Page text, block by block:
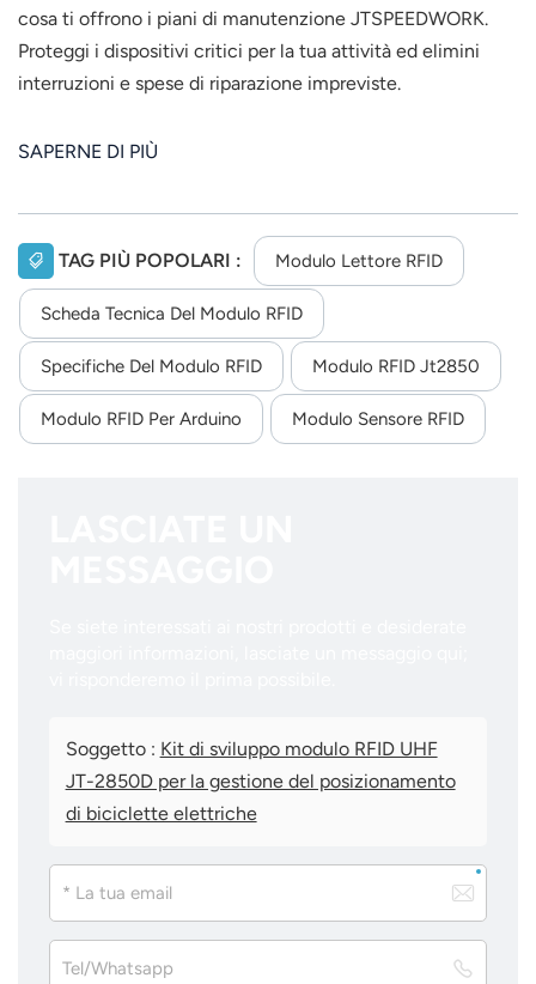
cosa ti offrono i piani di manutenzione JTSPEEDWORK.
Proteggi i dispositivi critici per la tua attività ed elimini
interruzioni e spese di riparazione impreviste.
SAPERNE DI PIÙ
TAG PIÙ POPOLARI : Modulo Lettore RFID
Scheda Tecnica Del Modulo RFID
Specifiche Del Modulo RFID Modulo RFID Jt2850
Modulo RFID Per Arduino Modulo Sensore RFID
Soggetto : Kit di sviluppo modulo RFID UHF
JT-2850D per la gestione del posizionamento
di biciclette elettriche